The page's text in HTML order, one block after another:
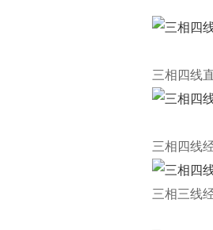
三相四线
三相四线
三相三线